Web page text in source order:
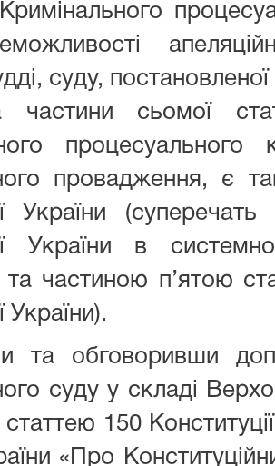
суду,
частини сьомої
провадження, є
України
України в
частиною п’ятою
України).
та обговоривши
суду у складі
150
«Про